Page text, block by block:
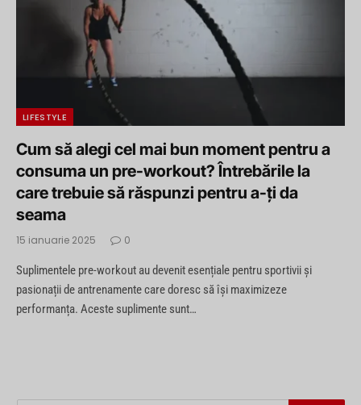
LIFESTYLE
Cum să alegi cel mai bun moment pentru a
consuma un pre-workout? Întrebările la
care trebuie să răspunzi pentru a-ți da
seama
15 ianuarie 2025 0
Suplimentele pre-workout au devenit esențiale pentru sportivii și
pasionații de antrenamente care doresc să își maximizeze
performanța. Aceste suplimente sunt…